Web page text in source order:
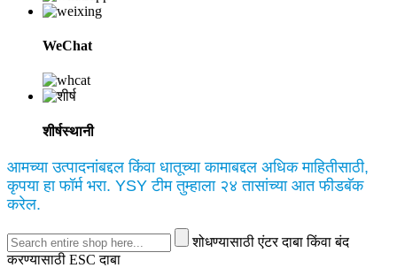
WeChat
शीर्षस्थानी
आमच्या उत्पादनांबद्दल किंवा धातूच्या कामाबद्दल अधिक माहितीसाठी,
कृपया हा फॉर्म भरा. YSY टीम तुम्हाला २४ तासांच्या आत फीडबॅक
करेल.
शोधण्यासाठी एंटर दाबा किंवा बंद
करण्यासाठी ESC दाबा